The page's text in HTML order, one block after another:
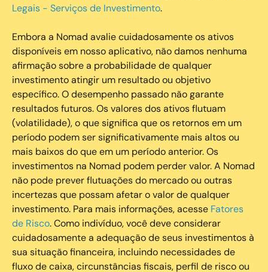
Legais - Serviços de Investimento.
Embora a Nomad avalie cuidadosamente os ativos
disponíveis em nosso aplicativo, não damos nenhuma
afirmação sobre a probabilidade de qualquer
investimento atingir um resultado ou objetivo
específico. O desempenho passado não garante
resultados futuros. Os valores dos ativos flutuam
(volatilidade), o que significa que os retornos em um
período podem ser significativamente mais altos ou
mais baixos do que em um período anterior. Os
investimentos na Nomad podem perder valor. A Nomad
não pode prever flutuações do mercado ou outras
incertezas que possam afetar o valor de qualquer
investimento. Para mais informações, acesse Fatores
de Risco. Como indivíduo, você deve considerar
cuidadosamente a adequação de seus investimentos à
sua situação financeira, incluindo necessidades de
fluxo de caixa, circunstâncias fiscais, perfil de risco ou